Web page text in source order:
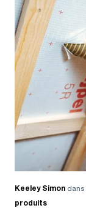
Keeley Simon dans
produits